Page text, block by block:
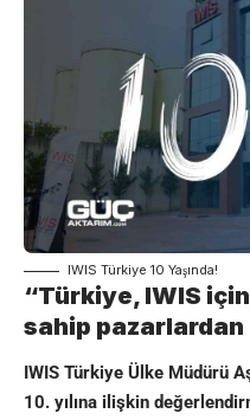
IWIS Türkiye 10 Yaşında!
“Türkiye, IWIS
sahip pazarlardan
IWIS Türkiye Ülke Müdürü
10. yılına ilişkin